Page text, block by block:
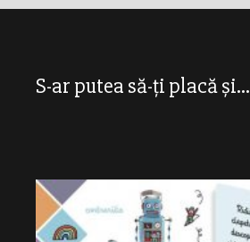
S-ar putea să-ți placă și...